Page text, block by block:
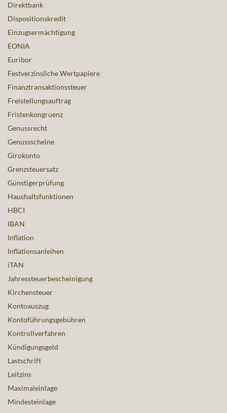
Direktbank
Dispositionskredit
Einzugsermächtigung
EONIA
Euribor
Festverzinsliche Wertpapiere
Finanztransaktionssteuer
Freistellungsauftrag
Fristenkongruenz
Genussrecht
Genussscheine
Girokonto
Grenzsteuersatz
Günstigerprüfung
Haushaltsfunktionen
HBCI
IBAN
Inflation
Inflationsanleihen
iTAN
Jahressteuerbescheinigung
Kirchensteuer
Kontoauszug
Kontoführungsgebühren
Kontrollverfahren
Kündigungsgeld
Lastschrift
Leitzins
Maximaleinlage
Mindesteinlage